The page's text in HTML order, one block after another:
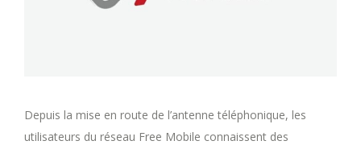
Depuis la mise en route de l’antenne téléphonique, les
utilisateurs du réseau Free Mobile connaissent des